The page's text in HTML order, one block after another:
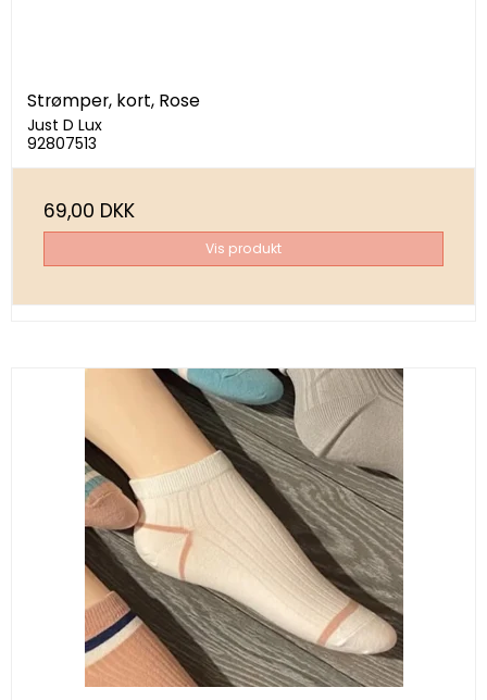
Strømper, kort, Rose
Just D Lux
92807513
69,00 DKK
Vis produkt